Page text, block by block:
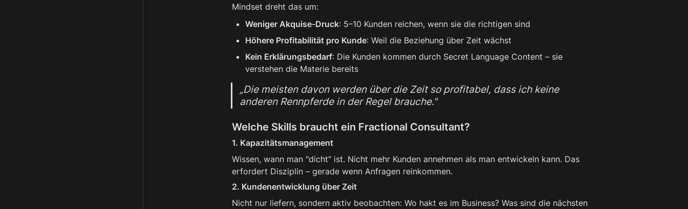
Mindset dreht das um:
Weniger Akquise-Druck: 5–10 Kunden reichen, wenn sie die richtigen sind
Höhere Profitabilität pro Kunde: Weil die Beziehung über Zeit wächst
Kein Erklärungsbedarf: Die Kunden kommen durch Secret Language Content – sie
verstehen die Materie bereits
„Die meisten davon werden über die Zeit so profitabel, dass ich keine
anderen Rennpferde in der Regel brauche."
Welche Skills braucht ein Fractional Consultant?
1. Kapazitätsmanagement
Wissen, wann man "dicht" ist. Nicht mehr Kunden annehmen als man entwickeln kann. Das
erfordert Disziplin – gerade wenn Anfragen reinkommen.
2. Kundenentwicklung über Zeit
Nicht nur liefern, sondern aktiv beobachten: Wo hakt es im Business? Was sind die nächsten